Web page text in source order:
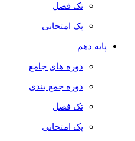
تک فصل
پک امتحانی
پایه دهم
دوره های جامع
دوره جمع بندی
تک فصل
پک امتحانی